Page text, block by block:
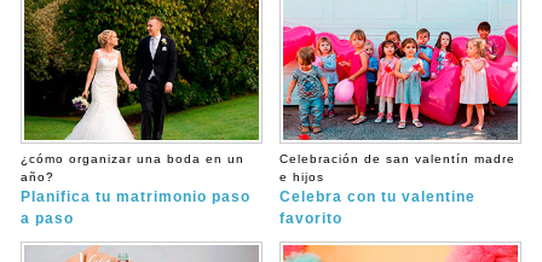
¿cómo organizar una boda en un
año?
Planifica tu matrimonio paso
a paso
Celebración de san valentín madre
e hijos
Celebra con tu valentine
favorito